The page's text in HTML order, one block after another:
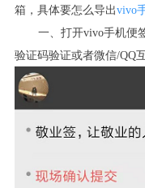
箱，具体要怎么导出vivo
一、打开vivo手机便
验证码验证或者微信/QQ